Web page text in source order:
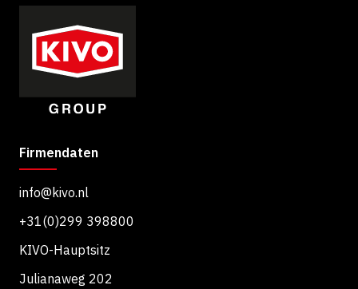
Firmendaten
info@kivo.nl
+31(0)299 398800
KIVO-Hauptsitz
Julianaweg 202